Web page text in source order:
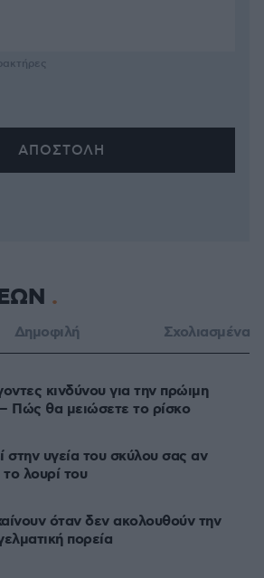
Δημοφιλή Σχολιασμένα
κινδύνου για την πρώιμη
Πώς θα μειώσετε το ρίσκο
στην υγεία του σκύλου σας αν
λουρί του
όταν δεν ακολουθούν την
πορεία